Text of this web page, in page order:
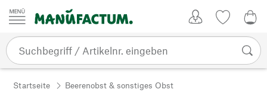
Zum Inhalt springen
Startseite Beerenobst & sonstiges Obst